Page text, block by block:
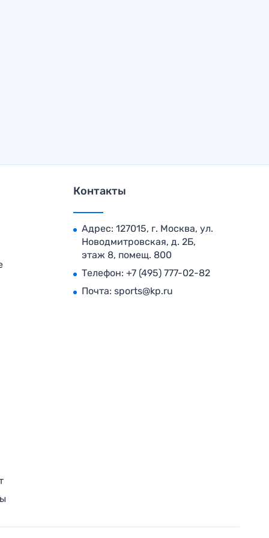
Контакты
Адрес: 127015, г. Москва, ул.
Новодмитровская, д. 2Б,
этаж 8, помещ. 800
Телефон: +7 (495) 777-02-82
Почта: sports@kp.ru